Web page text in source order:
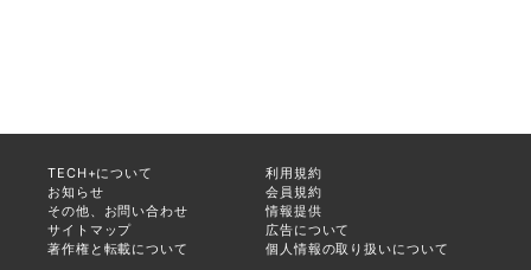
TECH+について
利用規約
お知らせ
会員規約
その他、お問い合わせ
情報提供
サイトマップ
広告について
著作権と転載について
個人情報の取り扱いについて